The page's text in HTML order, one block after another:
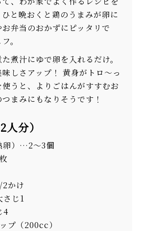
と晩おくと鶏のうまみが卵に
お弁当のおかずにピッタリで
。
煮汁にゆで卵を入れるだけ。
しさアップ！ 黄身がトロ～っ
うと、よりごはんがすすむお
まみにもなりそうです！
分）
卵）…2～3個
2かけ
じ1
4
プ（200cc）